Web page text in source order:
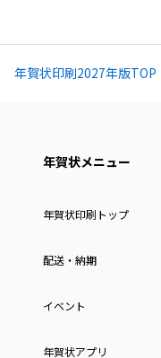
年賀状印刷2027年版TOP
年賀状メニュー
年賀状印刷トップ
配送・納期
イベント
年賀状アプリ